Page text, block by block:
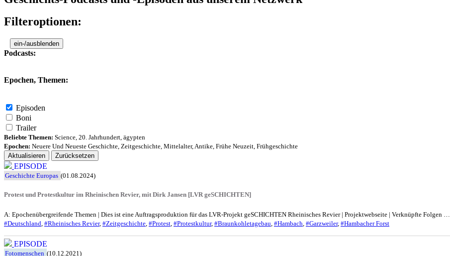
Filteroptionen:
ein-/ausblenden
Podcasts:
Epochen, Themen:
Episoden
Boni
Trailer
Beliebte Themen: Science 20. Jahrhundert ägypten
Epochen: Neuere Und Neueste Geschichte Zeitgeschichte Mittelalter, Antike Frühe Neuzeit Frühgeschichte
Aktualisieren
Zurücksetzen
EPISODE
Geschichte Europas (01.08.2024)
Protest und Protestkultur im Rheinischen Revier, mit Dirk Jansen [LVR geSCHICHTEN]
A: Epochenübergreifende Themen | Dies ist eine Auftragsproduktion für das LVR-Projekt geSCHICHTEN Rheinisches Revier | Projektwebseite | Verknüpfte Folgen …
#Deutschland, #Rheinisches Revier, #Zeitgeschichte, #Protest, #Protestkultur, #Braunkohletagebau, #Hambach, #Garzweiler, #Hambacher Forst
EPISODE
Fotomenschen (10.12.2021)